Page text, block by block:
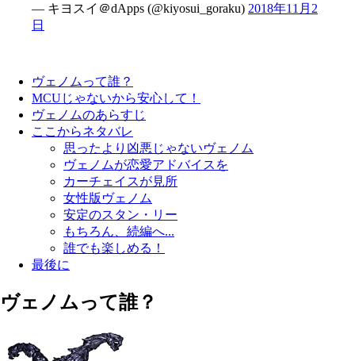
— キヨスイ＠dApps (@kiyosui_goraku) 2018年11月2
日
ヴェノムって誰？
MCUじゃないから安心して！
ヴェノムのあらすじ
ここからネタバレ
思ったより凶悪じゃないヴェノム
ヴェノムが恋愛アドバイスを
カーチェイスが見所
女性版ヴェノム
安定のスタン・リー
もちろん、続編へ...
誰でも楽しめる！
最後に
ヴェノムって誰？